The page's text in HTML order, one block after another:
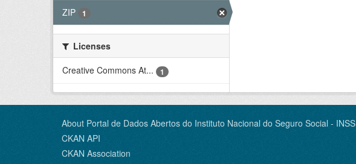
ZIP
1
Licenses
Creative Commons At...
1
About Portal de Dados Abertos do Instituto Nacional do Seguro Social - INSS
CKAN API
CKAN Association